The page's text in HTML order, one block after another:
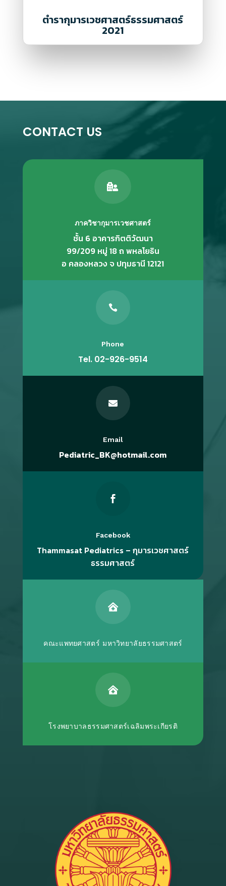
ตำรากุมารเวชศาสตร์ธรรมศาสตร์
2021
CONTACT US

ภาควิชากุมารเวชศาสตร์
ชั้น 6 อาคารกิตติวัฒนา
99/209 หมู่ 18 ถ พหลโยธิน
อ คลองหลวง จ ปทุมธานี 12121

Phone
Tel. 02-926-9514

Email
Pediatric_BK@hotmail.com

Facebook
Thammasat Pediatrics – กุมารเวชศาสตร์
ธรรมศาสตร์

คณะแพทยศาสตร์ มหาวิทยาลัยธรรมศาสตร์

โรงพยาบาลธรรมศาสตร์เฉลิมพระเกียรติ